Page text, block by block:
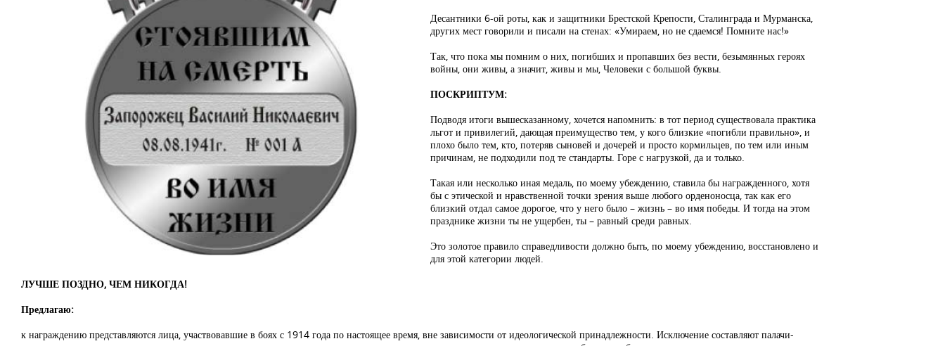
Десантники 6-ой роты, как и защитники Брестской Крепости, Сталинграда и Мурманска,
других мест говорили и писали на стенах: «Умираем, но не сдаемся! Помните нас!»
Так, что пока мы помним о них, погибших и пропавших без вести, безымянных героях
войны, они живы, а значит, живы и мы, Человеки с большой буквы.
ПОСКРИПТУМ:
Подводя итоги вышесказанному, хочется напомнить: в тот период существовала практика
льгот и привилегий, дающая преимущество тем, у кого близкие «погибли правильно», и
плохо было тем, кто, потеряв сыновей и дочерей и просто кормильцев, по тем или иным
причинам, не подходили под те стандарты. Горе с нагрузкой, да и только.
Такая или несколько иная медаль, по моему убеждению, ставила бы награжденного, хотя
бы с этической и нравственной точки зрения выше любого орденоносца, так как его
близкий отдал самое дорогое, что у него было – жизнь – во имя победы. И тогда на этом
празднике жизни ты не ущербен, ты – равный среди равных.
Это золотое правило справедливости должно быть, по моему убеждению, восстановлено и
для этой категории людей.
ЛУЧШЕ ПОЗДНО, ЧЕМ НИКОГДА!
Предлагаю:
к награждению представляются лица, участвовавшие в боях с 1914 года по настоящее время, вне зависимости от идеологической принадлежности. Исключение составляют палачи-